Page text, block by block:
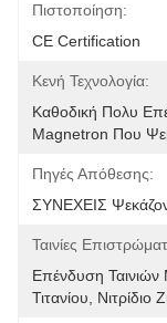
Πιστοποίηση:
CE Certification
Κενή Τεχνολογία:
Καθοδική Πολυ
Magnetron Που
Πηγές Απόθεσης:
ΣΥΝΕΧΕΙΣ
Ταινίες
Επένδυση Ταινιών
Τιτανίου, Νιτρίδιο